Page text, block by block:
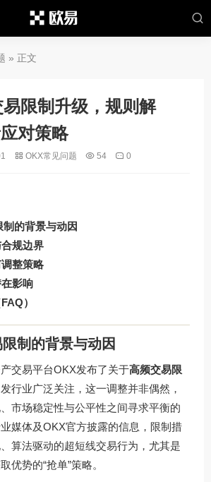
» 正文
限制升级，规则解
对策略
OKX常见问题 54 0
的背景与动因
规边界
整策略
影响
）
制的背景与动因
交易平台OKX发布了关于高频交易限
行业广泛关注，这一调整并非偶然，
市场稳定性与公平性之间寻求平衡的
媒体及OKX官方披露的信息，限制措
算法驱动的超短线交易行为，尤其是
优势的“抢单”策略。